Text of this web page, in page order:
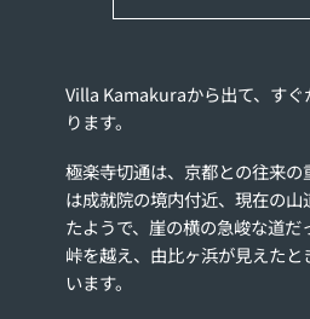
Villa Kamakuraから出て、すぐ
ります。
極楽寺切通は、京都との往来
は成就院の境内付近、現在の
たようで、崖の横の急峻な道だ
峠を越え、由比ヶ浜が見えた
います。